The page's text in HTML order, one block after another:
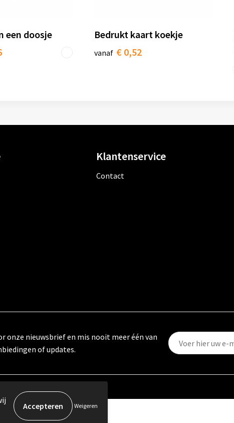
een doosje Bedrukt kaart koekje
vanaf € 0,52
Klantenservice
Contact
onze nieuwsbrief en mis nooit meer één van
of updates.
Weigeren